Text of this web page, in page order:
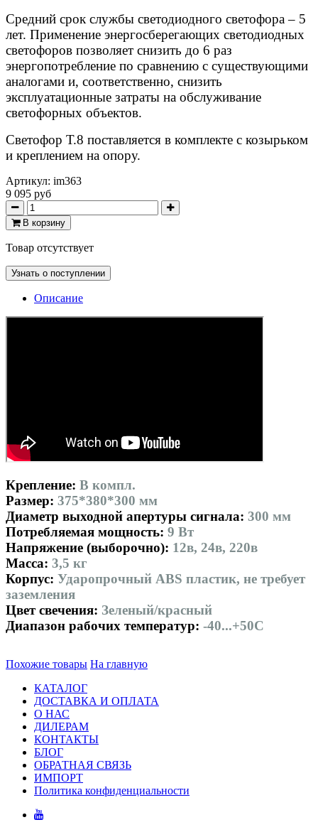
Средний срок службы светодиодного светофора – 5
лет. Применение энергосберегающих светодиодных
светофоров позволяет снизить до 6 раз
энергопотребление по сравнению с существующими
аналогами и, соответственно, снизить
эксплуатационные затраты на обслуживание
светофорных объектов.
Светофор Т.8 поставляется в комплекте с козырьком
и креплением на опору.
Артикул: im363
9 095 руб
В корзину
Товар отсутствует
Узнать о поступлении
Описание
Крепление: В компл.
Размер: 375*380*300 мм
Диаметр выходной апертуры сигнала: 300 мм
Потребляемая мощность: 9 Вт
Напряжение (выборочно): 12в, 24в, 220в
Масса: 3,5 кг
Корпус: Ударопрочный ABS пластик, не требует
заземления
Цвет свечения: Зеленый/красный
Диапазон рабочих температур: -40...+50С
Похожие товары На главную
КАТАЛОГ
ДОСТАВКА И ОПЛАТА
О НАС
ДИЛЕРАМ
КОНТАКТЫ
БЛОГ
ОБРАТНАЯ СВЯЗЬ
ИМПОРТ
Политика конфиденциальности